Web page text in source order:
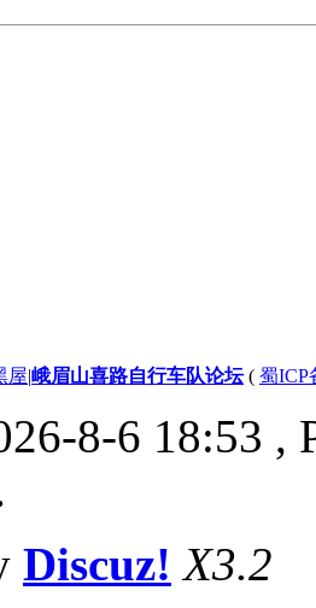
屋|峨眉山喜路自行车队论坛( 蜀ICP
8-6 18:53 ,
Discuz! X3.2